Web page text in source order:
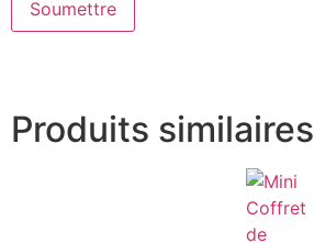
Produits similaires